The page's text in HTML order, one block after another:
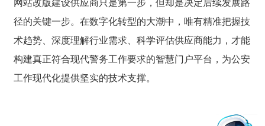
网站改版建设供应商只是第一步，但却是决定后续发展路
径的关键一步。在数字化转型的大潮中，唯有精准把握技
术趋势、深度理解行业需求、科学评估供应商能力，才能
构建真正符合现代警务工作要求的智慧门户平台，为公安
工作现代化提供坚实的技术支撑。